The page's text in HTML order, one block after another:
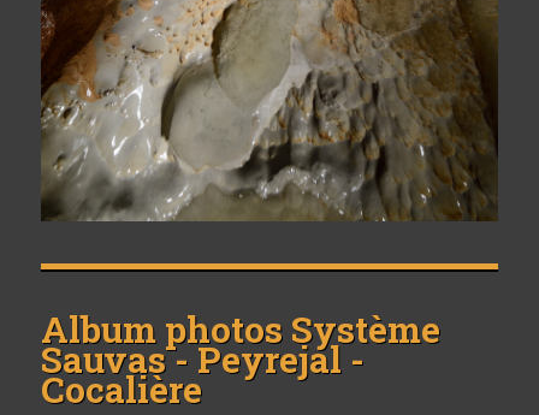
Album photos Système
Sauvas - Peyrejal -
Cocalière